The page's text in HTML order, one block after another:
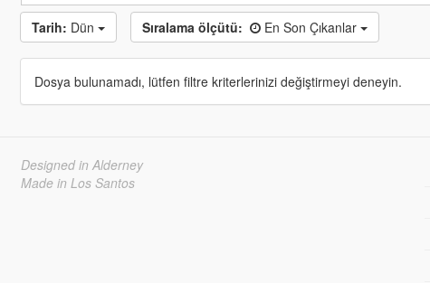
Tarih: Dün Sıralama ölçütü: En Son Çıkanlar
Dosya bulunamadı, lütfen filtre kriterlerinizi değiştirmeyi deneyin.
Designed in Alderney
Made in Los Santos